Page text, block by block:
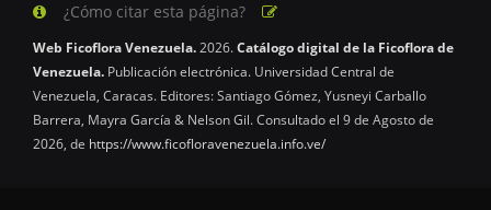
¿Cómo citar esta página?
Web Ficoflora Venezuela.2026.Catálogo digital de la Ficoflora de
Venezuela. Publicación electrónica. Universidad Central de
Venezuela, Caracas. Editores: Santiago Gómez, Yusneyi Carballo
Barrera, Mayra García & Nelson Gil. Consultado el 9 de Agosto de
2026, de https://www.ficofloravenezuela.info.ve/